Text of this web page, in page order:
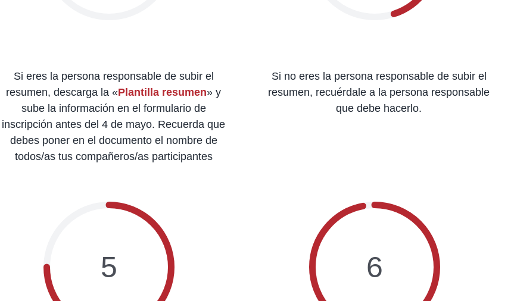
Si eres la persona responsable de subir el
resumen, descarga la «Plantilla resumen» y
sube la información en el formulario de
inscripción antes del 4 de mayo. Recuerda que
debes poner en el documento el nombre de
todos/as tus compañeros/as participantes
Si no eres la persona responsable de subir el
resumen, recuérdale a la persona responsable
que debe hacerlo.
5 6